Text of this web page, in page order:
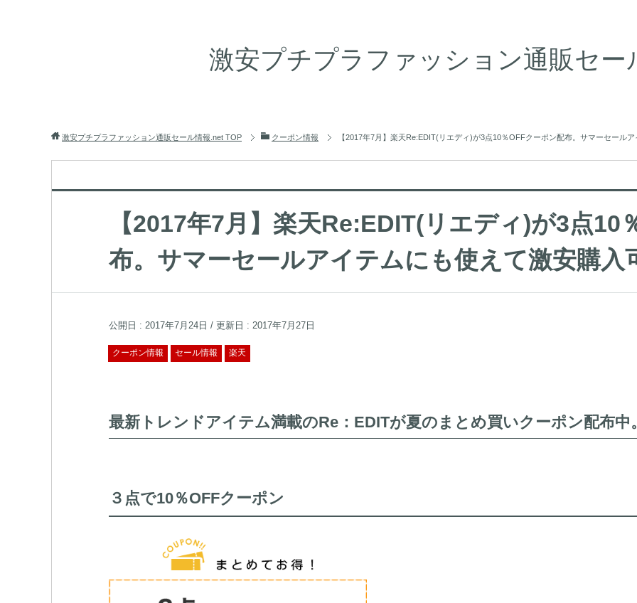
激安プチプラファッション通販セー
激安プチプラファッション通販セール情報.net TOP クーポン情報 【2017年7月】楽天Re:EDIT(リエディ)が3点10％OFFクーポン配布。サマーセール
【2017年7月】楽天Re:EDIT(リエディ)が3点10
布。サマーセールアイテムにも使えて激安購入
公開日 : 2017年7月24日 / 更新日 : 2017年7月27日
クーポン情報 セール情報 楽天
最新トレンドアイテム満載のRe：EDITが夏のまとめ買いクーポン配布
３点で10％OFFクーポン